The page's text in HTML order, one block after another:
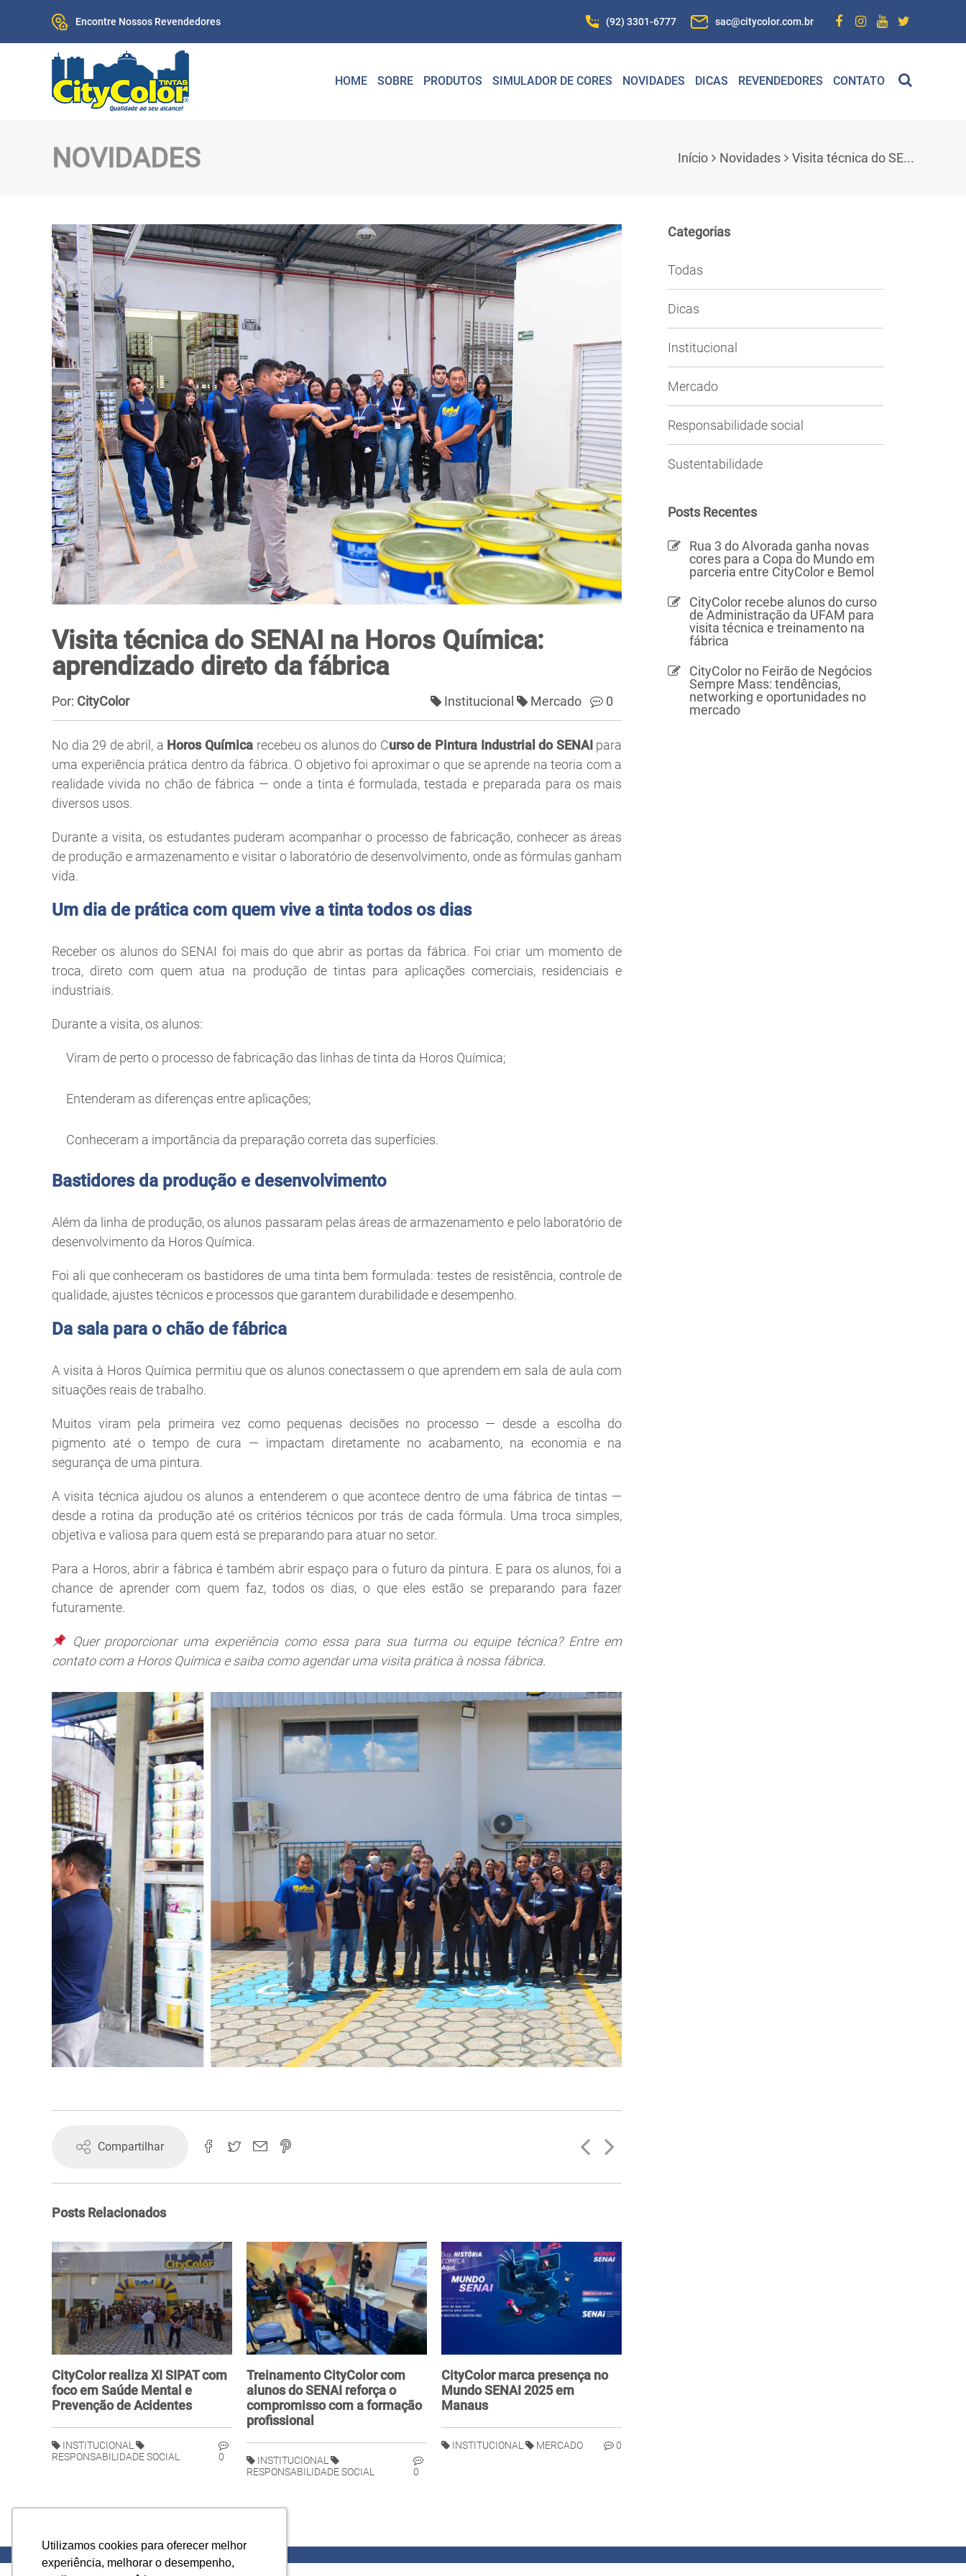
Utilizamos cookies para oferecer melhor
experiência, melhorar o desempenho,
Utilizamos cookies para oferecer melhor
experiência, melhorar o desempenho,
Encontre Nossos Revendedores (92) 3301-6777 sac@citycolor.com.br
HOME SOBRE PRODUTOS SIMULADOR DE CORES NOVIDADES DICAS REVENDEDORES CONTATO
NOVIDADES Início Novidades Visita técnica do SE...
Visita técnica do SENAI na Horos Química:
aprendizado direto da fábrica
Por: CityColor Institucional Mercado 0
No dia 29 de abril, a Horos Química recebeu os alunos do Curso de Pintura Industrial do SENAI para
uma experiência prática dentro da fábrica. O objetivo foi aproximar o que se aprende na teoria com a
realidade vivida no chão de fábrica — onde a tinta é formulada, testada e preparada para os mais
diversos usos.
Durante a visita, os estudantes puderam acompanhar o processo de fabricação, conhecer as áreas
de produção e armazenamento e visitar o laboratório de desenvolvimento, onde as fórmulas ganham
vida.
Um dia de prática com quem vive a tinta todos os dias
Receber os alunos do SENAI foi mais do que abrir as portas da fábrica. Foi criar um momento de
troca, direto com quem atua na produção de tintas para aplicações comerciais, residenciais e
industriais.
Durante a visita, os alunos:
Viram de perto o processo de fabricação das linhas de tinta da Horos Química;
Entenderam as diferenças entre aplicações;
Conheceram a importância da preparação correta das superfícies.
Bastidores da produção e desenvolvimento
Além da linha de produção, os alunos passaram pelas áreas de armazenamento e pelo laboratório de
desenvolvimento da Horos Química.
Foi ali que conheceram os bastidores de uma tinta bem formulada: testes de resistência, controle de
qualidade, ajustes técnicos e processos que garantem durabilidade e desempenho.
Da sala para o chão de fábrica
A visita à Horos Química permitiu que os alunos conectassem o que aprendem em sala de aula com
situações reais de trabalho.
Muitos viram pela primeira vez como pequenas decisões no processo — desde a escolha do
pigmento até o tempo de cura — impactam diretamente no acabamento, na economia e na
segurança de uma pintura.
A visita técnica ajudou os alunos a entenderem o que acontece dentro de uma fábrica de tintas —
desde a rotina da produção até os critérios técnicos por trás de cada fórmula. Uma troca simples,
objetiva e valiosa para quem está se preparando para atuar no setor.
Para a Horos, abrir a fábrica é também abrir espaço para o futuro da pintura. E para os alunos, foi a
chance de aprender com quem faz, todos os dias, o que eles estão se preparando para fazer
futuramente.
Quer proporcionar uma experiência como essa para sua turma ou equipe técnica? Entre em
contato com a Horos Química e saiba como agendar uma visita prática à nossa fábrica.
Compartilhar
Posts Relacionados
CityColor realiza XI SIPAT com
foco em Saúde Mental e
Prevenção de Acidentes
INSTITUCIONAL
RESPONSABILIDADE SOCIAL
0
Treinamento CityColor com
alunos do SENAI reforça o
compromisso com a formação
profissional
INSTITUCIONAL
RESPONSABILIDADE SOCIAL
0
CityColor marca presença no
Mundo SENAI 2025 em
Manaus
INSTITUCIONAL MERCADO 0
Categorias
Todas
Dicas
Institucional
Mercado
Responsabilidade social
Sustentabilidade
Posts Recentes
Rua 3 do Alvorada ganha novas
cores para a Copa do Mundo em
parceria entre CityColor e Bemol
CityColor recebe alunos do curso
de Administração da UFAM para
visita técnica e treinamento na
fábrica
CityColor no Feirão de Negócios
Sempre Mass: tendências,
networking e oportunidades no
mercado